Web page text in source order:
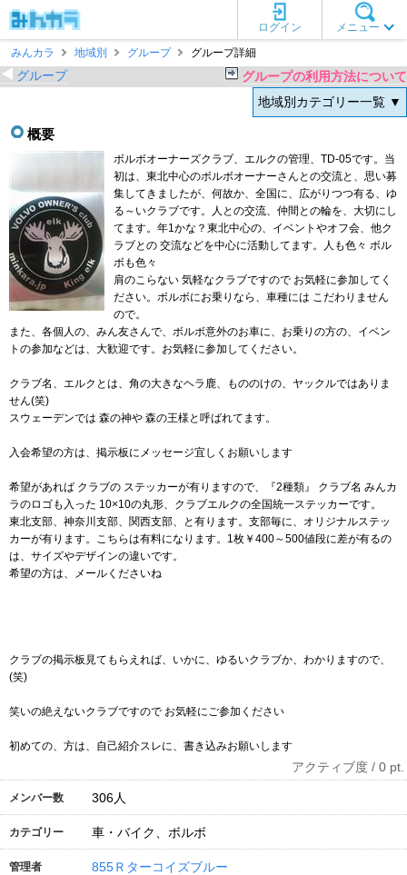
メニュー
ログイン
みんカラ
地域別 グループ グループ詳細
グループ
グループの利用方法について
地域別カテゴリー一覧 ▼
概要
ボルボオーナーズクラブ、エルクの管理、TD-05です。当
初は、東北中心のボルボオーナーさんとの交流と、思い募
集してきましたが、何故か、全国に、広がりつつ有る、ゆ
る～いクラブです。人との交流、仲間との輪を、大切にし
てます。年1かな？東北中心の、イベントやオフ会、他ク
ラブとの 交流などを中心に活動してます。人も色々 ボル
ボも色々
肩のこらない 気軽なクラブですので お気軽に参加してく
ださい。ボルボにお乗りなら、車種には こだわりません
ので。
また、各個人の、みん友さんで、ボルボ意外のお車に、お乗りの方の、イベン
トの参加などは、大歓迎です。お気軽に参加してください。
クラブ名、エルクとは、角の大きなヘラ鹿、もののけの、ヤックルではありま
せん(笑)
スウェーデンでは 森の神や 森の王様と呼ばれてます。
入会希望の方は、掲示板にメッセージ宜しくお願いします
希望があれば クラブの ステッカーが有りますので、『2種類』 クラブ名 みんカ
ラのロゴも入った 10×10の丸形、クラブエルクの全国統一ステッカーです。
東北支部、神奈川支部、関西支部、と有ります。支部毎に、オリジナルステッ
カーが有ります。こちらは有料になります。1枚￥400～500値段に差が有るの
は、サイズやデザインの違いです。
希望の方は、メールくださいね
クラブの掲示板見てもらえれば、いかに、ゆるいクラブか、わかりますので、
(笑)
笑いの絶えないクラブですので お気軽にご参加ください
初めての、方は、自己紹介スレに、書き込みお願いします
アクティブ度 / 0 pt.
メンバー数 306人
カテゴリー 車・バイク、ボルボ
管理者 855Ｒターコイズブルー